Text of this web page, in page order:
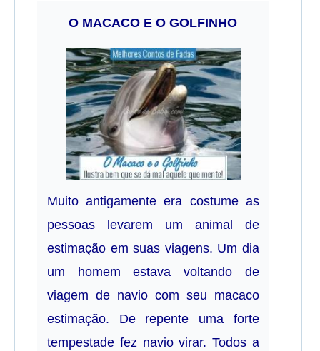
O MACACO E O GOLFINHO
Muito antigamente era costume as
pessoas levarem um animal de
estimação em suas viagens. Um dia
um homem estava voltando de
viagem de navio com seu macaco
estimação. De repente uma forte
tempestade fez navio virar. Todos a